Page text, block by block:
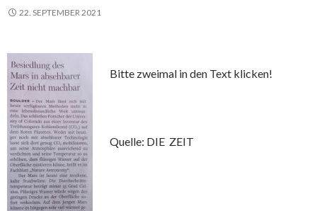
22. SEPTEMBER 2021
Bitte zweimal in den Text klicken!
Quelle: DIE ZEIT